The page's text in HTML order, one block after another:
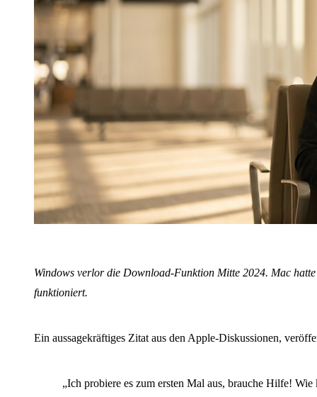
Windows verlor die Download-Funktion Mitte 2024. Mac
funktioniert.
Ein aussagekräftiges Zitat aus den Apple-Diskussionen,
„Ich probiere es zum ersten Mal aus, brauche Hilfe!